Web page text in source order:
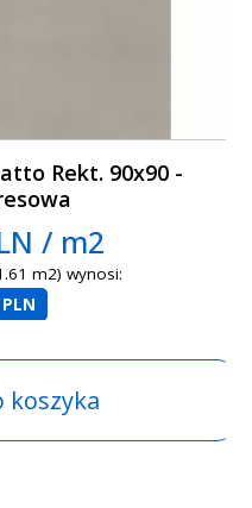
Rekt. 90x90 -
/ m2
m2) wynosi:
koszyka